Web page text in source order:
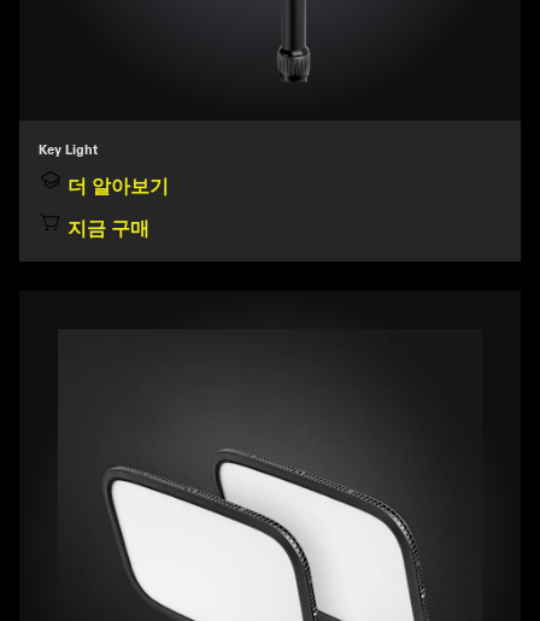
Key Light
더 알아보기
지금 구매